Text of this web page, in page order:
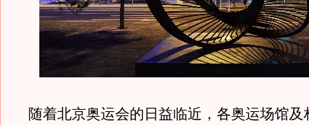
随着北京奥运会的日益临近，各奥运场馆及